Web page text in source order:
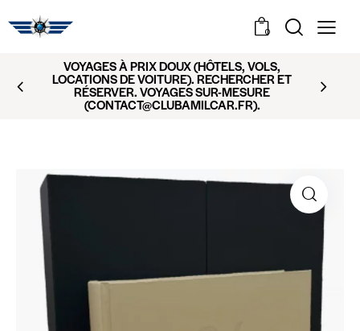
0
VOYAGES À PRIX DOUX (HÔTELS, VOLS,
LOCATIONS DE VOITURE). RECHERCHER ET
RÉSERVER. VOYAGES SUR-MESURE
(CONTACT@CLUBAMILCAR.FR).